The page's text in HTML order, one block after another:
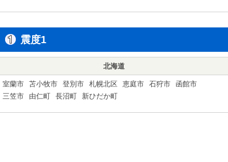
震度1
北海道
室蘭市 苫小牧市 登別市 札幌北区 恵庭市 石狩市
函館市
三笠市
由仁町 長沼町 新ひだか町